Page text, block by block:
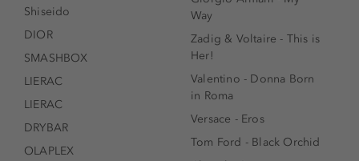
Shiseido
DIOR
SMASHBOX
LIERAC
LIERAC
DRYBAR
OLAPLEX
Way
Zadig & Voltaire - This is
Her!
Valentino - Donna Born
in Roma
Versace - Eros
Tom Ford - Black Orchid